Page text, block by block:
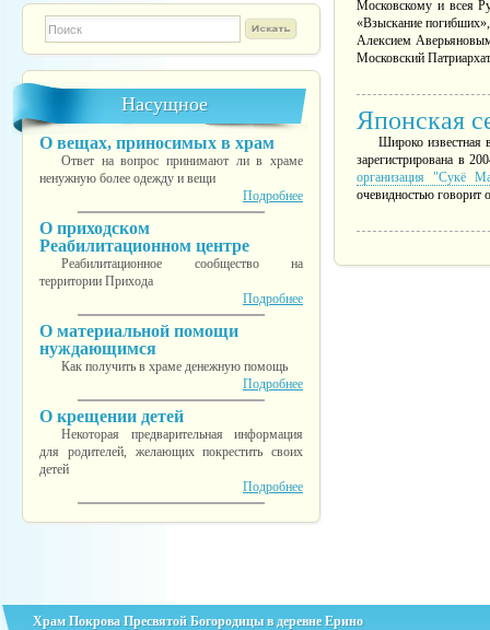
Форма поиска
TESTINS
Насущное
О вещах, приносимых в храм
Ответ на вопрос принимают ли в храме
ненужную более одежду и вещи
Подробнее
О приходском
Реабилитационном центре
Реабилитационное сообщество на
территории Прихода
Подробнее
О материальной помощи
нуждающимся
Как получить в храме денежную помощь
Подробнее
О крещении детей
Некоторая предварительная информация
для родителей, желающих покрестить своих
детей
Подробнее
Московскому и всея
«Взыскание
Алексием
Московский
Японская
Широко известная
зарегистрирована в
организация "Сукё
очевидностью говорит
Храм Покрова Пресвятой Богородицы в деревне Ерино